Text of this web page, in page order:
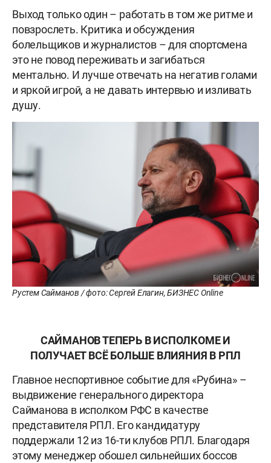
Выход только один – работать в том же ритме и
повзрослеть. Критика и обсуждения
болельщиков и журналистов – для спортсмена
это не повод переживать и загибаться
ментально. И лучше отвечать на негатив голами
и яркой игрой, а не давать интервью и изливать
душу.
Рустем Сайманов / фото: Сергей Елагин, БИЗНЕС Online
САЙМАНОВ ТЕПЕРЬ В ИСПОЛКОМЕ И
ПОЛУЧАЕТ ВСЁ БОЛЬШЕ ВЛИЯНИЯ В РПЛ
Главное неспортивное событие для «Рубина» –
выдвижение генерального директора
Сайманова в исполком РФС в качестве
представителя РПЛ. Его кандидатуру
поддержали 12 из 16-ти клубов РПЛ. Благодаря
этому менеджер обошел сильнейших боссов